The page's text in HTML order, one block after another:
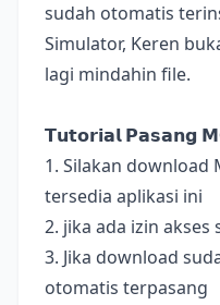
sudah otomatis
Simulator, Keren
lagi mindahin file.
𝗧𝘂𝘁𝗼𝗿𝗶𝗮𝗹 𝗣𝗮𝘀𝗮𝗻𝗴
1. Silakan download
tersedia aplikasi ini
2. jika ada izin
3. Jika download
otomatis terpasang